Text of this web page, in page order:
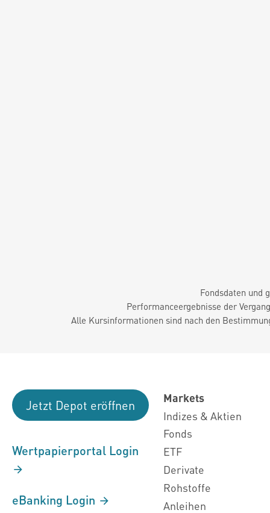
Fondsdaten und
Performanceergebnisse der
Alle Kursinformationen sind nach den
Jetzt Depot eröffnen
Wertpapierportal Login
eBanking Login
Markets
Indizes & Aktien
Fonds
ETF
Derivate
Rohstoffe
Anleihen